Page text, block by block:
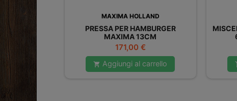
MAXIMA HOLLAND
PRESSA PER HAMBURGER
MAXIMA 13CM
Prezzo
171,00 €
 Aggiungi al carrello